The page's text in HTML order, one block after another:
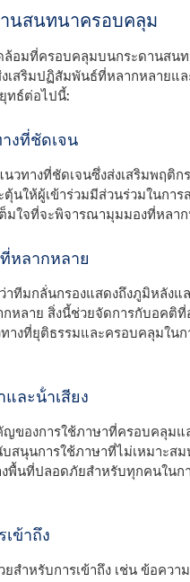
นสนทนาครอบคลุม
ล้อมที่ครอบคลุมบนกระดานสนท
เสริมปฏิสัมพันธ์ที่หลากหลายแ
ทธ์ต่อไปนี้:
งที่ชัดเจน
วทางที่ชัดเจนซึ่งส่งเสริมพฤติก
นให้ผู้เข้าร่วมมีส่วนร่วมในการ
ต็มใจที่จะพิจารณามุมมองที่หลา
หลากหลาย
าทีมกลั่นกรองแสดงถึงภูมิหลังแ
หลาย สิ่งนี้ช่วยจัดการกับอคติที่
างที่ยุติธรรมและครอบคลุมในก
และน้ําเสียง
ญของการใช้ภาษาที่ครอบคลุมแ
บสนุนการใช้ภาษาที่ไม่เหมาะสม
พื้นที่ปลอดภัยสําหรับทุกคนในก
ข้าถึง
สําหรับการเข้าถึง เช่น ข้อควา